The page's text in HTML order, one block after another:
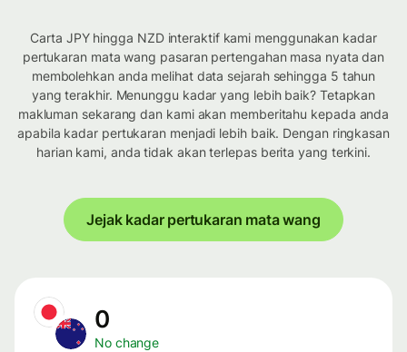
Carta JPY hingga NZD interaktif kami menggunakan kadar
pertukaran mata wang pasaran pertengahan masa nyata dan
membolehkan anda melihat data sejarah sehingga 5 tahun
yang terakhir. Menunggu kadar yang lebih baik? Tetapkan
makluman sekarang dan kami akan memberitahu kepada anda
apabila kadar pertukaran menjadi lebih baik. Dengan ringkasan
harian kami, anda tidak akan terlepas berita yang terkini.
Jejak kadar pertukaran mata wang
0
No change